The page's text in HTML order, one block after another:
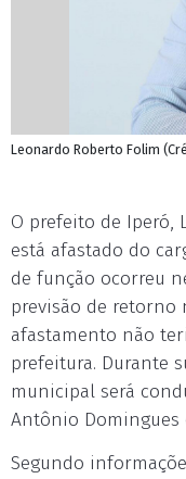
Leonardo Roberto Folim
O prefeito de Iperó,
está afastado do
de função ocorreu
previsão de retorno
afastamento não
prefeitura. Durante
municipal será
Antônio Domingues
Segundo